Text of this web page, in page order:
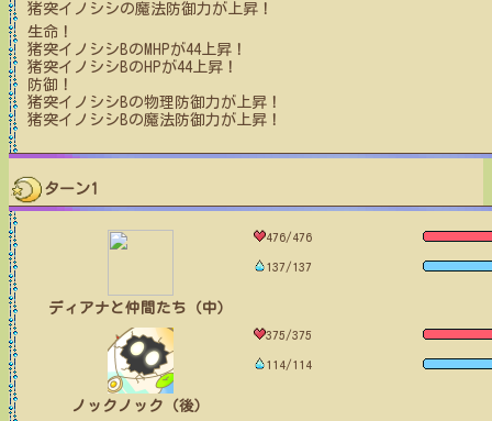
猪突イノシシの魔法防御力が上昇！
生命！
猪突イノシシBのMHPが44上昇！
猪突イノシシBのHPが44上昇！
防御！
猪突イノシシBの物理防御力が上昇！
猪突イノシシBの魔法防御力が上昇！
ターン1
ディアナと仲間たち（中）
476/476
137/137
ノックノック（後）
375/375
114/114